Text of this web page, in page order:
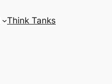
Think Tanks